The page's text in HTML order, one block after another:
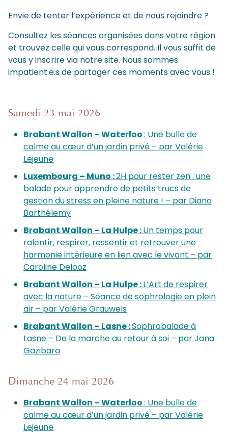
Envie de tenter l’expérience et de nous rejoindre ?
Consultez les séances organisées dans votre région
et trouvez celle qui vous correspond. Il vous suffit de
vous y inscrire via notre site. Nous sommes
impatient.e.s de partager ces moments avec vous !
Samedi 23 mai 2026
Brabant Wallon – Waterloo: Une bulle de
calme au cœur d’un jardin privé – par Valérie
Lejeune
Luxembourg – Muno :2H pour rester zen : une
balade pour apprendre de petits trucs de
gestion du stress en pleine nature ! – par Diana
Barthélemy
Brabant Wallon – La Hulpe :Un temps pour
ralentir, respirer, ressentir et retrouver une
harmonie intérieure en lien avec le vivant – par
Caroline Delooz
Brabant Wallon – La Hulpe :L’Art de respirer
avec la nature – Séance de sophrologie en plein
air – par Valérie Grauwels
Brabant Wallon – Lasne :Sophrobalade à
Lasne – De la marche au retour à soi – par Jana
Gazibara
Dimanche 24 mai 2026
Brabant Wallon – Waterloo: Une bulle de
calme au cœur d’un jardin privé – par Valérie
Lejeune